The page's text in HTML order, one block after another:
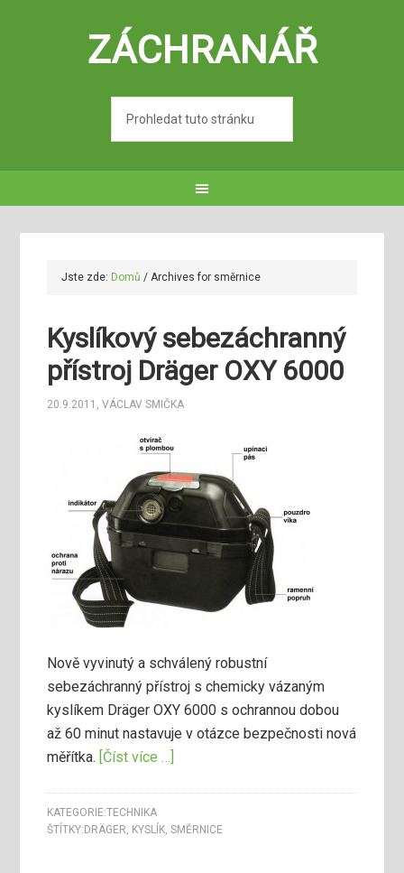
ZÁCHRANÁŘ
Jste zde: Domů / Archives for směrnice
Kyslíkový sebezáchranný
přístroj Dräger OXY 6000
20.9.2011 ,VÁCLAV SMIČKA
Nově vyvinutý a schválený robustní
sebezáchranný přístroj s chemicky vázaným
kyslíkem Dräger OXY 6000 s ochrannou dobou
až 60 minut nastavuje v otázce bezpečnosti nová
měřítka. [Číst více …]
KATEGORIE:TECHNIKA
ŠTÍTKY: DRÄGER, KYSLÍK,SMĚRNICE